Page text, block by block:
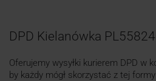
DPD Kielanówka PL55824
Oferujemy wysyłki kurierem DPD w
by każdy mógł skorzystać z tej